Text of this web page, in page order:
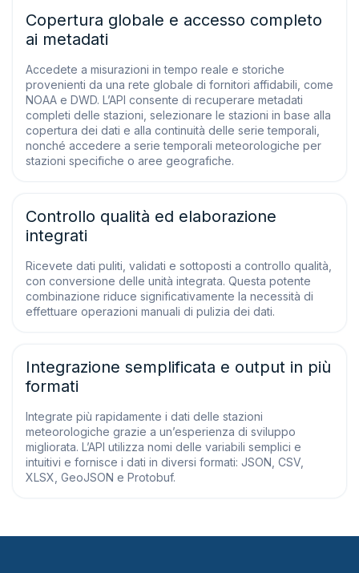
Copertura globale e accesso completo
ai metadati
Accedete a misurazioni in tempo reale e storiche
provenienti da una rete globale di fornitori affidabili, come
NOAA e DWD. L’API consente di recuperare metadati
completi delle stazioni, selezionare le stazioni in base alla
copertura dei dati e alla continuità delle serie temporali,
nonché accedere a serie temporali meteorologiche per
stazioni specifiche o aree geografiche.
Controllo qualità ed elaborazione
integrati
Ricevete dati puliti, validati e sottoposti a controllo qualità,
con conversione delle unità integrata. Questa potente
combinazione riduce significativamente la necessità di
effettuare operazioni manuali di pulizia dei dati.
Integrazione semplificata e output in più
formati
Integrate più rapidamente i dati delle stazioni
meteorologiche grazie a un’esperienza di sviluppo
migliorata. L’API utilizza nomi delle variabili semplici e
intuitivi e fornisce i dati in diversi formati: JSON, CSV,
XLSX, GeoJSON e Protobuf.